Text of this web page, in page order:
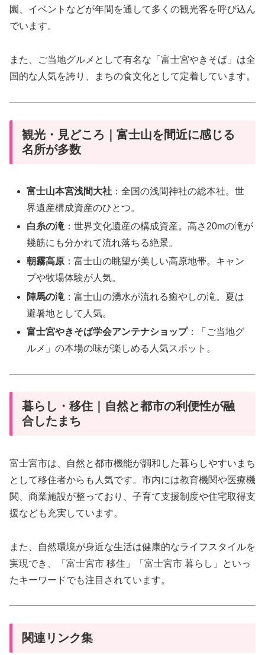
園、イベントなどが年間を通して多くの観光客を呼び込ん
でいます。
また、ご当地グルメとして有名な「富士宮やきそば」は全
国的な人気を誇り、まちの食文化として定着しています。
観光・見どころ｜富士山を間近に感じる
名所が多数
富士山本宮浅間大社 ：全国の浅間神社の総本社。世
界遺産構成資産のひとつ。
白糸の滝 ：世界文化遺産の構成資産。高さ20mの滝が
幾筋にも分かれて流れ落ちる絶景。
朝霧高原 ：富士山の眺望が美しい高原地帯。キャン
プや牧場体験が人気。
陣馬の滝 ：富士山の湧水が流れる癒やしの滝。夏は
避暑地として人気。
富士宮やきそば学会アンテナショップ：「ご当地グ
ルメ」の本場の味が楽しめる人気スポット。
暮らし・移住｜自然と都市の利便性が融
合したまち
富士宮市は、自然と都市機能が調和した暮らしやすいまち
として移住者からも人気です。市内には教育機関や医療機
関、商業施設が整っており、子育て支援制度や住宅取得支
援なども充実しています。
また、自然環境が身近な生活は健康的なライフスタイルを
実現でき、「富士宮市 移住」「富士宮市 暮らし」といっ
たキーワードでも注目されています。
関連リンク集